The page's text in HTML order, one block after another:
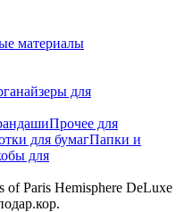
материалы
для
Прочее для
для бумагПапки и
для
of Paris Hemisphere DeLuxe